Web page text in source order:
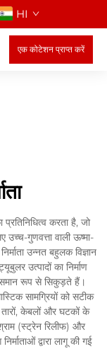
HI
एक कोटेशन प्राप्त करें
प्रतिनिधित्व करता है, जो
उच्च-गुणवत्ता वाली ऊष्मा-
उन्नत बहुलक विज्ञान
उत्पादों का निर्माण
रूप से सिकुड़ते हैं।
सामग्रियों को सटीक
तारों, केबलों और घटकों के
(स्ट्रेन रिलीफ) और
द्वारा लागू की गई